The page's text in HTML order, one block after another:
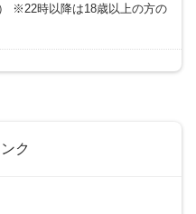
※22時以降は18歳以上の方の
ク